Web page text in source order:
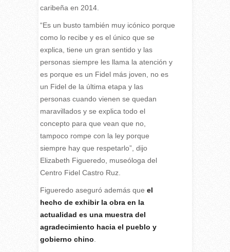
caribeña en 2014.
“Es un busto también muy icónico porque
como lo recibe y es el único que se
explica, tiene un gran sentido y las
personas siempre les llama la atención y
es porque es un Fidel más joven, no es
un Fidel de la última etapa y las
personas cuando vienen se quedan
maravillados y se explica todo el
concepto para que vean que no,
tampoco rompe con la ley porque
siempre hay que respetarlo”, dijo
Elizabeth Figueredo, museóloga del
Centro Fidel Castro Ruz.
Figueredo aseguró además que el
hecho de exhibir la obra en la
actualidad es una muestra del
agradecimiento hacia el pueblo y
gobierno chino